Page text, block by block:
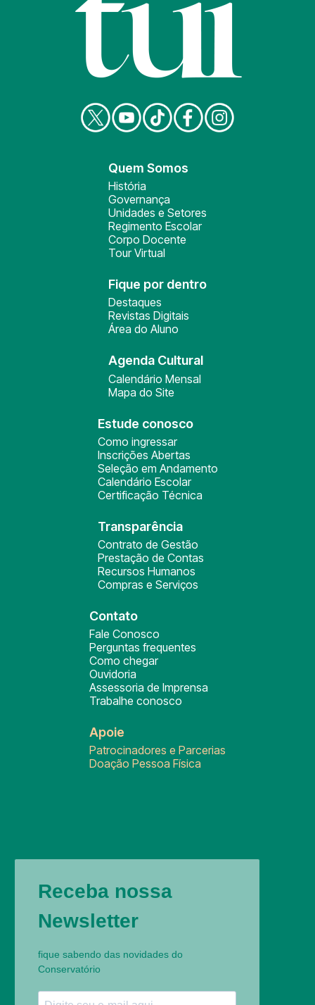
Quem Somos
História
Governança
Unidades e Setores
Regimento Escolar
Corpo Docente
Tour Virtual
Fique por dentro
Destaques
Revistas Digitais
Área do Aluno
Agenda Cultural
Calendário Mensal
Mapa do Site
Estude conosco
Como ingressar
Inscrições Abertas
Seleção em Andamento
Calendário Escolar
Certificação Técnica
Transparência
Contrato de Gestão
Prestação de Contas
Recursos Humanos
Compras e Serviços
Contato
Fale Conosco
Perguntas frequentes
Como chegar
Ouvidoria
Assessoria de Imprensa
Trabalhe conosco
Apoie
Patrocinadores e Parcerias
Doação Pessoa Física